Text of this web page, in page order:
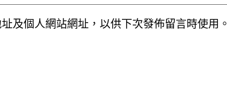
及個人網站網址，以供下次發佈留言時使用。